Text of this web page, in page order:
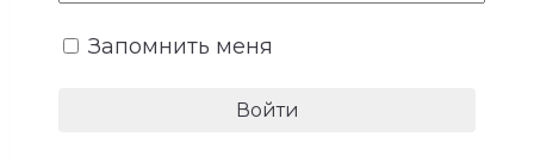
эмоциональная поддержка. Не все
поэтому их несоответствие часто
Запомнить меня